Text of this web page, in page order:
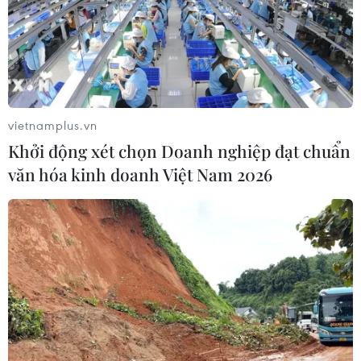
trung vào mua sắm chủ yếu nhóm hàng hóa tiêu
dùng thiết yếu là chính và hạn chế nhóm hàng
hóa, dịch vụ chưa thật sự cần thiết... Để tăng sức
mua trên thị trường, cả nhà bán lẻ lẫn đơn vị
sản xuất kinh doanh đều tổ chức đa dạng
chương trình khuyến mại, giá cả hợp lý với
nhiều loại mặt hàng giảm giá nhằm kích cầu
tiêu dùng.
vietnamplus.vn
Khởi động xét chọn Doanh nghiệp đạt chuẩn
văn hóa kinh doanh Việt Nam 2026